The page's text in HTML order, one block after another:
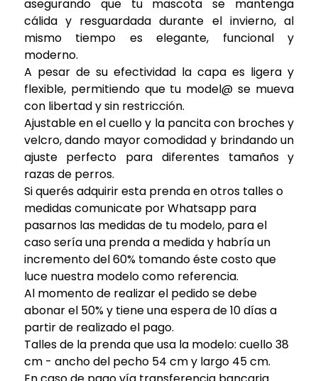
asegurando que tu mascota se mantenga
cálida y resguardada durante el invierno, al
mismo tiempo es elegante, funcional y
moderno.
A pesar de su efectividad la capa es ligera y
flexible, permitiendo que tu model@ se mueva
con libertad y sin restricción.
Ajustable en el cuello y la pancita con broches y
velcro, dando mayor comodidad y brindando un
ajuste perfecto para diferentes tamaños y
razas de perros.
Si querés adquirir esta prenda en otros talles o
medidas comunicate por Whatsapp para
pasarnos las medidas de tu modelo, para el
caso sería una prenda a medida y habría un
incremento del 60% tomando éste costo que
luce nuestra modelo como referencia.
Al momento de realizar el pedido se debe
abonar el 50% y tiene una espera de 10 días a
partir de realizado el pago.
Talles de la prenda que usa la modelo: cuello 38
cm - ancho del pecho 54 cm y largo 45 cm.